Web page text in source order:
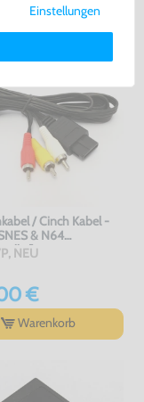
/ Cinch Kabel -
& N64
NEU
€
Warenkorb
Cookies und
unsererDaten­schutz­
Einstellungen